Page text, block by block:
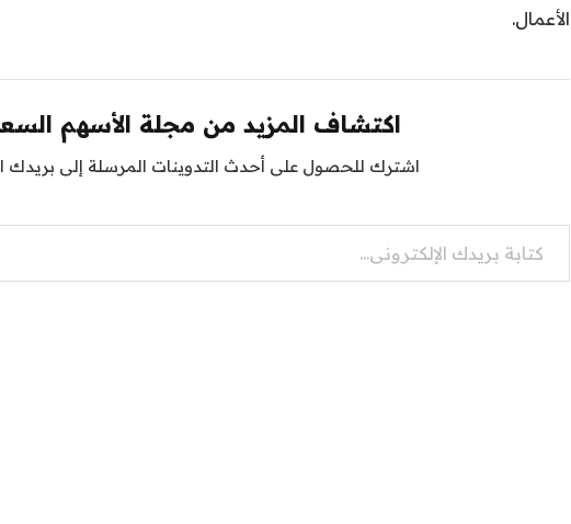
الأعمال.
اكتشاف المزيد من مجلة الأسهم
اشترك للحصول على أحدث التدوينات المرسلة إلى بريدك
كتابة بريدك الإلكتروني...